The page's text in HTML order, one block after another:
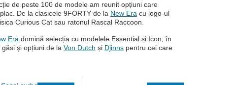
de peste 100 de modele am reunit opțiuni care
De la clasicele 9FORTY de la New Era cu logo-ul
Curious Cat sau ratonul Rascal Raccoon.
Era domină selecția cu modelele Essential și Icon, în
și opțiuni de la Von Dutch și Djinns pentru cei care